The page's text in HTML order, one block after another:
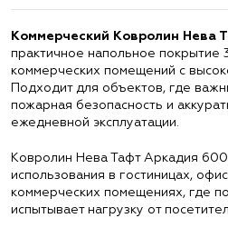
Коммерческий Ковролин Нева
практичное напольное покрытие
коммерческих помещений с
Подходит для объектов, где
пожарная безопасность и
ежедневной эксплуатации.
Ковролин Нева Тафт Аркадия
использования в гостиницах,
коммерческих помещениях, где
испытывает нагрузку от